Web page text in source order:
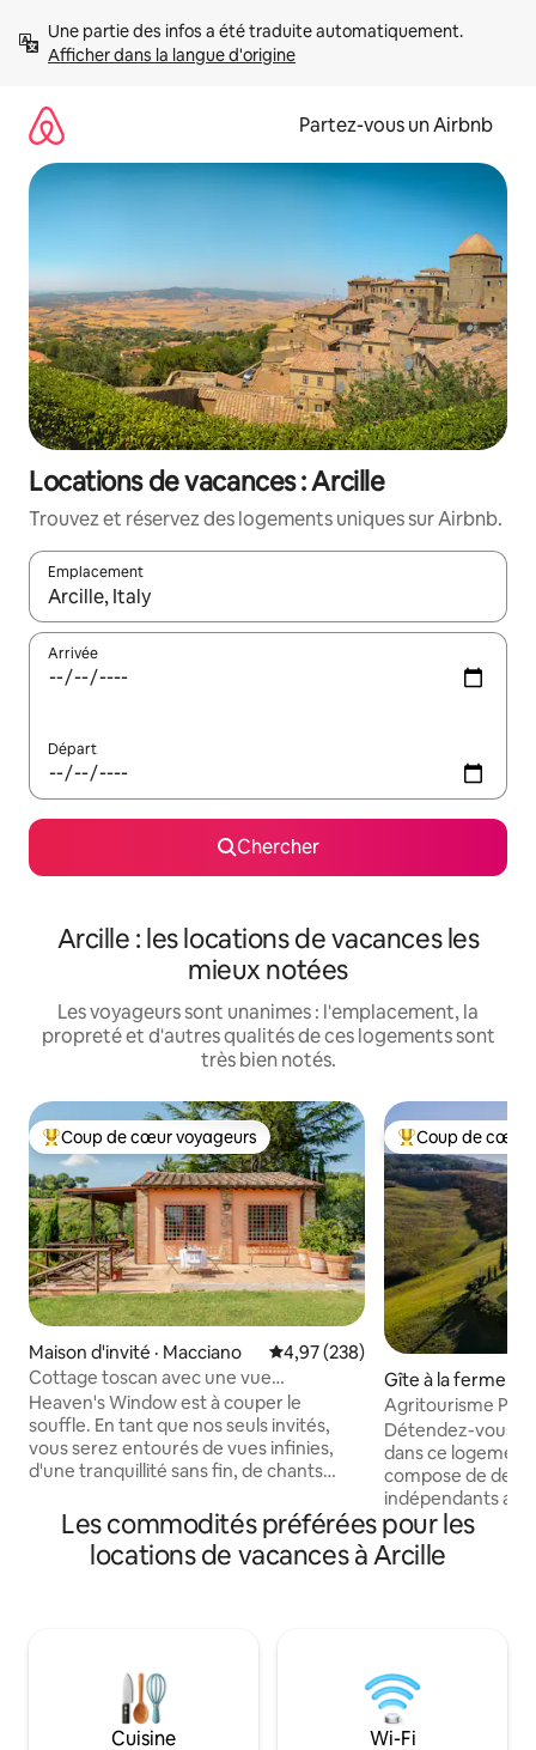
directement
Afficher dans la langue d'origine
Partez-vous un Airbnb
Locations de vacances : Arcille
Trouvez et réservez des logements uniques sur Airbnb.
Emplacement
Quand les résultats sont affichés, parcourez-les en utilisant
Arrivée
Départ
Chercher
Arcille : les locations de vacances les
mieux notées
Les voyageurs sont unanimes : l'emplacement, la
propreté et d'autres qualités de ces logements sont
très bien notés.
Coup de cœur voyageurs parmi les plus aimés
Coup de cœur voyageurs
Maison d'invité · Macciano Note moyenne de 4,97 sur 5,
4,97 (238)
Cottage toscan avec une vue
paradisiaque
Heaven's Window est à couper le
souffle. En tant que nos seuls invités,
vous serez entourés de vues infinies,
d'une tranquillité sans fin, de chants
bas de la vallée et lors de vos
promenades, vous pourrez apercevoir
des renards, des furets et des sangliers.
chaudes. Un paradis privé entouré de
restaurants divins et de joyaux de
l'antiquité au sommet des collines
comme Montepulciano et Montalcino
Coup de cœur
Coup de cœur
Gîte à la ferme ·
D'orcia
Agritourisme
Memoria
Détendez-vous
dans ce
compose de
indépendants
chambre et salle
rien à partager
nous avons pris
À proximité de
d'Orcia, Bagno
Bagni San Filippo.
Les commodités préférées pour les
locations de vacances à Arcille
Cuisine Wi-Fi